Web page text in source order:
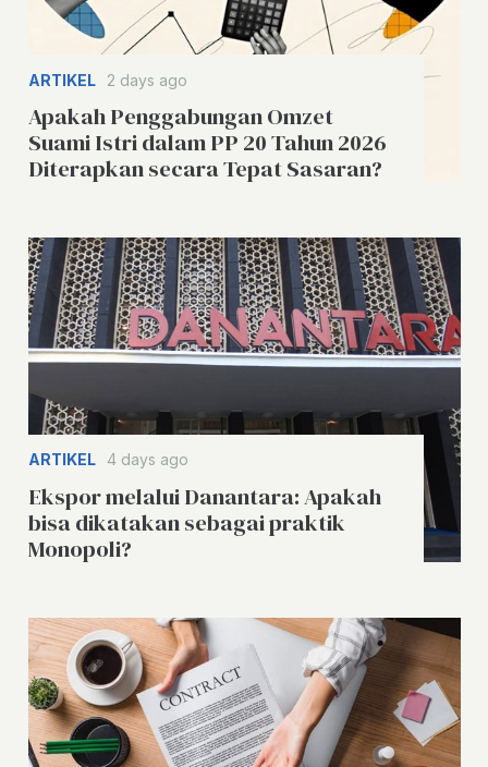
ARTIKEL 2 days ago
Apakah Penggabungan Omzet
Suami Istri dalam PP 20 Tahun 2026
Diterapkan secara Tepat Sasaran?
ARTIKEL 4 days ago
Ekspor melalui Danantara: Apakah
bisa dikatakan sebagai praktik
Monopoli?